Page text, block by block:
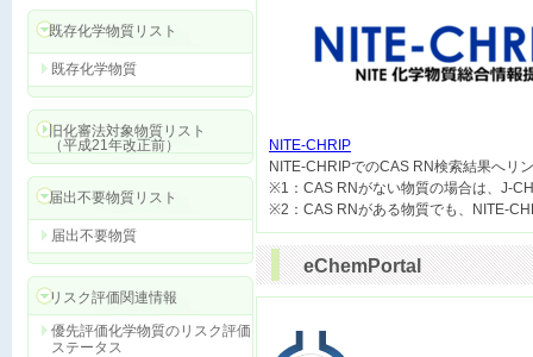
既存化学物質リスト
既存化学物質
旧化審法対象物質リスト
（平成21年改正前）
届出不要物質リスト
届出不要物質
リスク評価関連情報
優先評価化学物質のリスク評価
ステータス
NITE-CHRIP
NITE-CHRIPでのCAS RN検索結果へリ
※1：CAS RNがない物質の場合は、J-
eChemPortal